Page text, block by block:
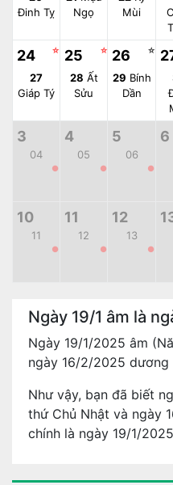
Đinh Tỵ
Ngọ
Mùi
24 ☆
27
Giáp Tý
25 ☆
28 Ất
Sửu
26 ☆
29 Bính
Dần
3
04
●
4
05
●
5
06
●
6
10
11
●
11
12
●
12
13
●
Ngày 19/1 âm là
Ngày 19/1/2025 âm
ngày 16/2/2025 dương
Như vậy, bạn đã biết
thứ Chủ Nhật và ngày
chính là ngày 19/1/